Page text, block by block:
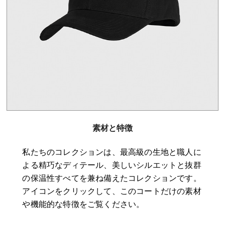
素材と特徴
私たちのコレクションは、最高級の生地と職人に
よる精巧なディテール、美しいシルエットと抜群
の保温性すべてを兼ね備えたコレクションです。
アイコンをクリックして、このコートだけの素材
や機能的な特徴をご覧ください。